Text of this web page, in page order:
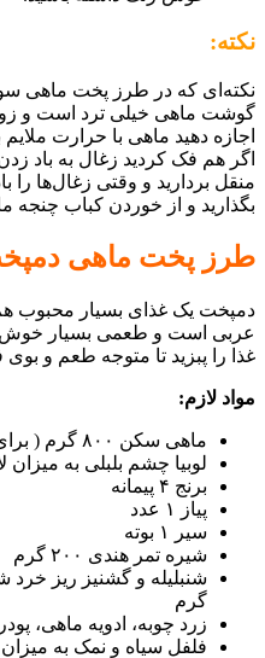
نکته:
نکته‌‌ای که در طرز پخت ماهی
گوشت ماهی خیلی ترد است و
اجازه دهید ماهی با حرارت
اگر هم فک کردید زغال به باد زدن
منقل بردارید و وقتی زغال‌ها را
بگذارید و از خوردن کباب چنجه
طرز پخت ماهی
دمپخت یک غذای بسیار محبوب
عربی است و طعمی بسیار خوش
غذا را پبزید تا متوجه طعم و بوی
مواد لازم:
ماهی سکن ۸۰۰ گرم ( برای هر نفر ۲۰۰ گرم )
لوبیا چشم بلبلی به میزان
برنج ۴ پیمانه
پیاز ۱ عدد
سیر ۱ بوته
شیره تمر هندی ۲۰۰ گرم
شنبلیله و گشنیز ریز خرد
گرم
زرد چوبه، ادویه ماهی،
فلفل سیاه و نمک به